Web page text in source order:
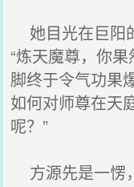
她目光在巨阳
“炼天魔尊，你
脚终于令气功果
如何对师尊在天
呢？”
方源先是一愣